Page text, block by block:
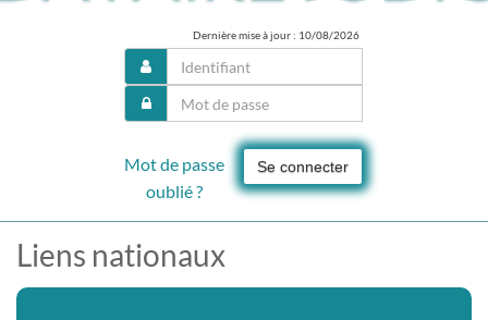
Dernière mise à jour : 10/08/2026
Se connecter
Mot de passe
oublié ?
Liens nationaux